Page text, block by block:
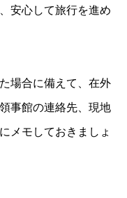
安心して旅行を進め
場合に備えて、在外
事館の連絡先、現地
メモしておきましょ